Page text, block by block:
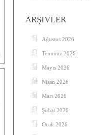
ARŞIVLER
Ağustos 2026
Temmuz 2026
Mayıs 2026
Nisan 2026
Mart 2026
Şubat 2026
Ocak 2026